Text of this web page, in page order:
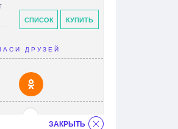
КУПИТЬ
СПИСОК
ДРУЗЕЙ
ЗАКРЫТЬ